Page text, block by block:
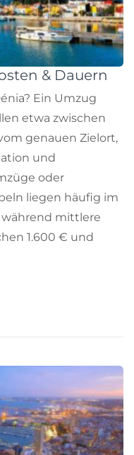
& Dauern
Ein Umzug
etwa zwischen
genauen Zielort,
und
oder
liegen häufig im
während mittlere
1.600 € und